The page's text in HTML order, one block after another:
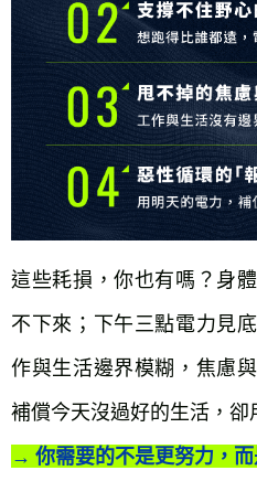
這些耗損，你也有嗎？身
不下來；下午三點電力見
作與生活邊界模糊，焦慮
補償今天沒過好的生活，卻
→ 你需要的不是更努力，而